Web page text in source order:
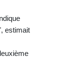
estimait